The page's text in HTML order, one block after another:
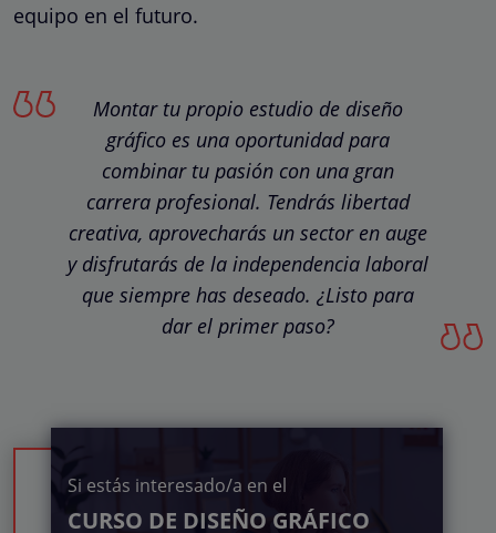
equipo en el futuro.
Montar tu propio estudio de diseño
gráfico es una oportunidad para
combinar tu pasión con una gran
carrera profesional. Tendrás libertad
creativa, aprovecharás un sector en auge
y disfrutarás de la independencia laboral
que siempre has deseado. ¿Listo para
dar el primer paso?
Si estás interesado/a en el
CURSO DE DISEÑO GRÁFICO